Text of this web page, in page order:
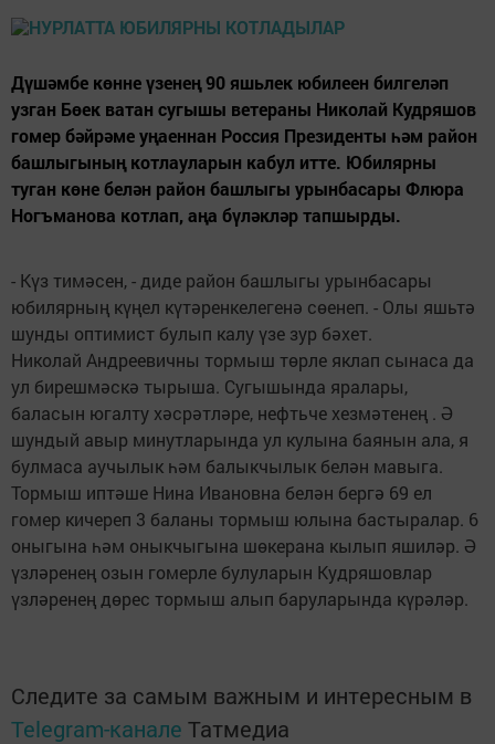
Дүшәмбе көнне үзенең 90 яшьлек юбилеен билгеләп
узган Бөек ватан сугышы ветераны Николай Кудряшов
гомер бәйрәме уңаеннан Россия Президенты һәм район
башлыгының котлауларын кабул итте. Юбилярны
туган көне белән район башлыгы урынбасары Флюра
Ногъманова котлап, аңа бүләкләр тапшырды.
- Күз тимәсен, - диде район башлыгы урынбасары
юбилярның күңел күтәренкелегенә сөенеп. - Олы яшьтә
шунды оптимист булып калу үзе зур бәхет.
Николай Андреевичны тормыш төрле яклап сынаса да
ул бирешмәскә тырыша. Сугышында яралары,
баласын югалту хәсрәтләре, нефтьче хезмәтенең . Ә
шундый авыр минутларында ул кулына баянын ала, я
булмаса аучылык һәм балыкчылык белән мавыга.
Тормыш иптәше Нина Ивановна белән бергә 69 ел
гомер кичереп 3 баланы тормыш юлына бастыралар. 6
оныгына һәм оныкчыгына шөкерана кылып яшиләр. Ә
үзләренең озын гомерле булуларын Кудряшовлар
үзләренең дөрес тормыш алып баруларында күрәләр.
Следите за самым важным и интересным в
Telegram-канале Татмедиа